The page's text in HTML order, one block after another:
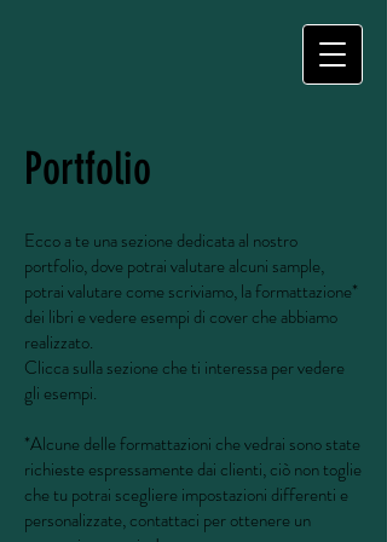
Portfolio
Ecco a te una sezione dedicata al nostro
portfolio, dove potrai valutare alcuni sample,
potrai valutare come scriviamo, la formattazione*
dei libri e vedere esempi di cover che abbiamo
realizzato.
Clicca sulla sezione che ti interessa per vedere
gli esempi.
*Alcune delle formattazioni che vedrai sono state
richieste espressamente dai clienti, ciò non toglie
che tu potrai scegliere impostazioni differenti e
personalizzate, contattaci per ottenere un